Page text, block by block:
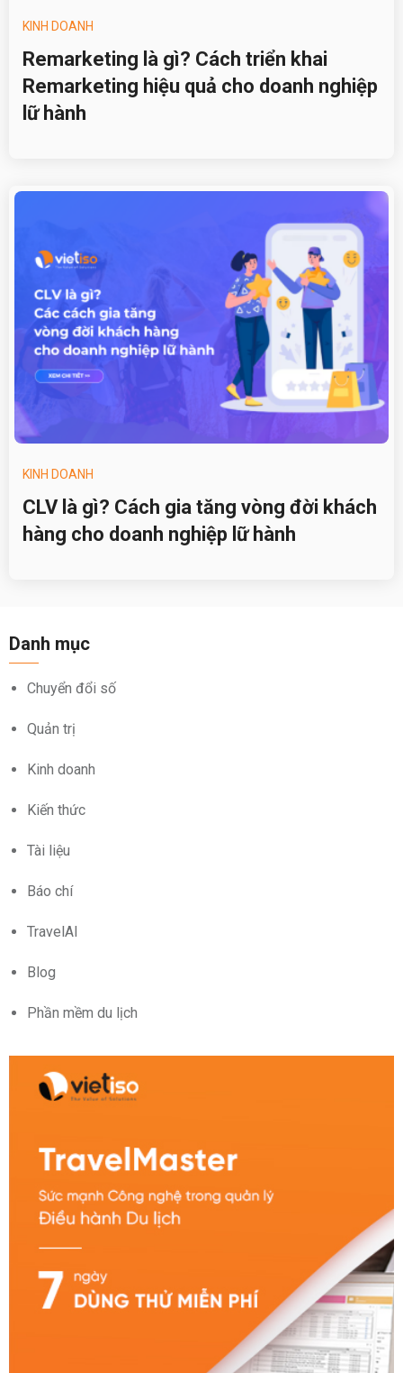
KINH DOANH
Remarketing là gì? Cách triển khai
Remarketing hiệu quả cho doanh nghiệp
lữ hành
KINH DOANH
CLV là gì? Cách gia tăng vòng đời khách
hàng cho doanh nghiệp lữ hành
Danh mục
Chuyển đổi số
Quản trị
Kinh doanh
Kiến thức
Tài liệu
Báo chí
TravelAI
Blog
Phần mềm du lịch